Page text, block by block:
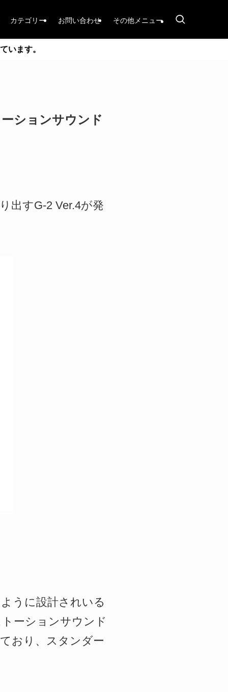
カテゴリー お問い合わせ その他メニュー
います。
ションサウンド
出すG-2 Ver.4が発
うに設計されいる
ーションサウンド
おり、スタンダー